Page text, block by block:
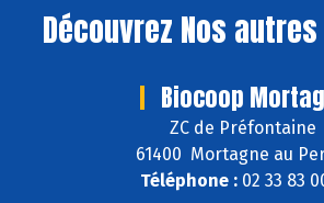
Découvrez Nos
Biocoop
ZC de Préfontaine
61400 Mortagne au
Téléphone :02 33 83